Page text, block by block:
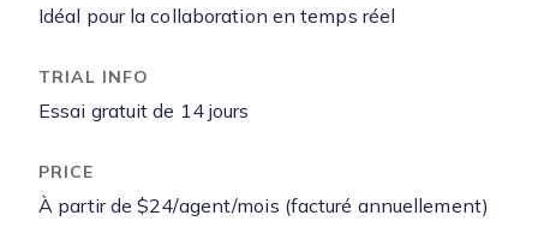
Idéal pour la collaboration en temps réel
Essai gratuit de 14 jours
À partir de $24/agent/mois (facturé annuellement)